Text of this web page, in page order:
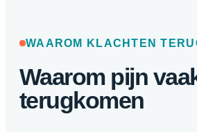
WAAROM KLACHTEN
Waarom pijn
terugkomen